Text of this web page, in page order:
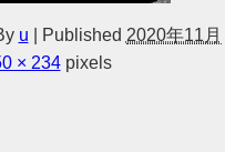
u Published 2020年11月
× 234pixels